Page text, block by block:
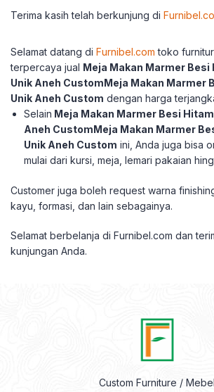
Terima kasih telah berkunjung di
Selamat datang di Furnibel.com toko
terpercaya jual Meja Makan Marmer Besi
Unik Aneh CustomMeja Makan Marmer
Unik Aneh Custom dengan harga
Selain Meja Makan Marmer Besi
Aneh CustomMeja Makan Marmer
Unik Aneh Custom ini, Anda juga bisa
mulai dari kursi, meja, lemari pakaian
Customer juga boleh request warna
kayu, formasi, dan lain sebagainya.
Selamat berbelanja di Furnibel.com dan
kunjungan Anda.
Custom Furniture / Mebel